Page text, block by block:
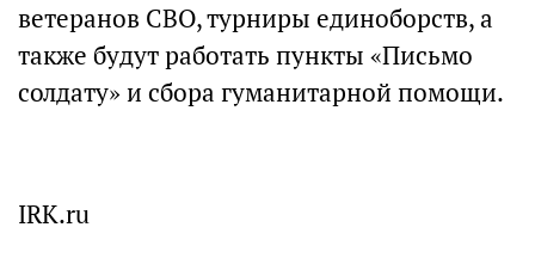
ветеранов СВО, турниры единоборств, а
также будут работать пункты «Письмо
солдату» и сбора гуманитарной помощи.
IRK.ru